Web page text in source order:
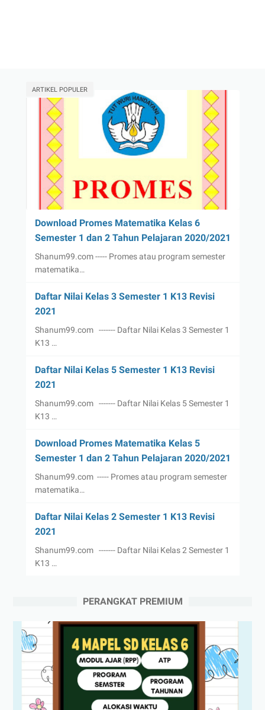
ARTIKEL POPULER
Download Promes Matematika Kelas 6
Semester 1 dan 2 Tahun Pelajaran 2020/2021
Shanum99.com ----- Promes atau program semester
matematika…
Daftar Nilai Kelas 3 Semester 1 K13 Revisi
2021
Shanum99.com ------- Daftar Nilai Kelas 3 Semester 1
K13 …
Daftar Nilai Kelas 5 Semester 1 K13 Revisi
2021
Shanum99.com ------- Daftar Nilai Kelas 5 Semester 1
K13 …
Download Promes Matematika Kelas 5
Semester 1 dan 2 Tahun Pelajaran 2020/2021
Shanum99.com ----- Promes atau program semester
matematika…
Daftar Nilai Kelas 2 Semester 1 K13 Revisi
2021
Shanum99.com ------- Daftar Nilai Kelas 2 Semester 1
K13 …
PERANGKAT PREMIUM